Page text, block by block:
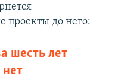
проекты до него:
шесть лет